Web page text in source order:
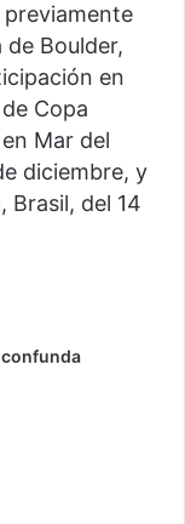
previamente
de Boulder,
en
Copa
Mar del
diciembre, y
Brasil, del 14
confunda